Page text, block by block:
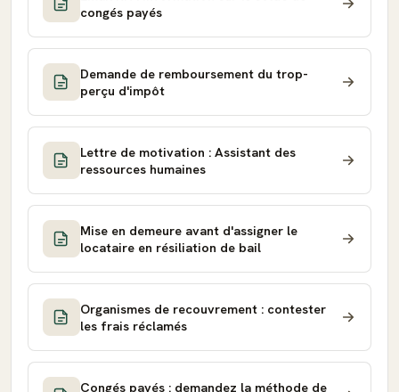
congés payés
Demande de remboursement du trop-
perçu d'impôt
Lettre de motivation : Assistant des
ressources humaines
Mise en demeure avant d'assigner le
locataire en résiliation de bail
Organismes de recouvrement : contester
les frais réclamés
Congés payés : demandez la méthode de